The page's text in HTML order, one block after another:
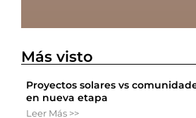
Más visto
Proyectos solares vs
en nueva etapa
Leer Más >>